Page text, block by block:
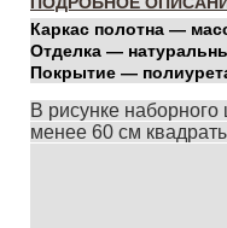
Каркас полотна —
Отделка —
Покрытие —
В рисунке
менее 60 см